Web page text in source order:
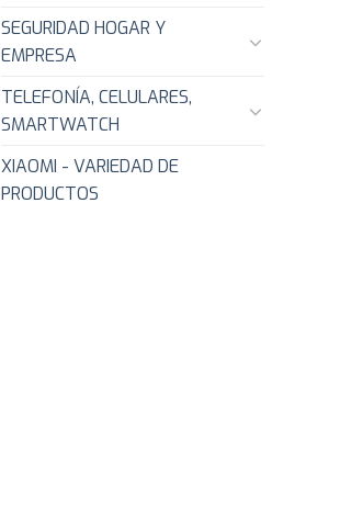
SEGURIDAD HOGAR Y
EMPRESA
TELEFONÍA, CELULARES,
SMARTWATCH
XIAOMI - VARIEDAD DE
PRODUCTOS